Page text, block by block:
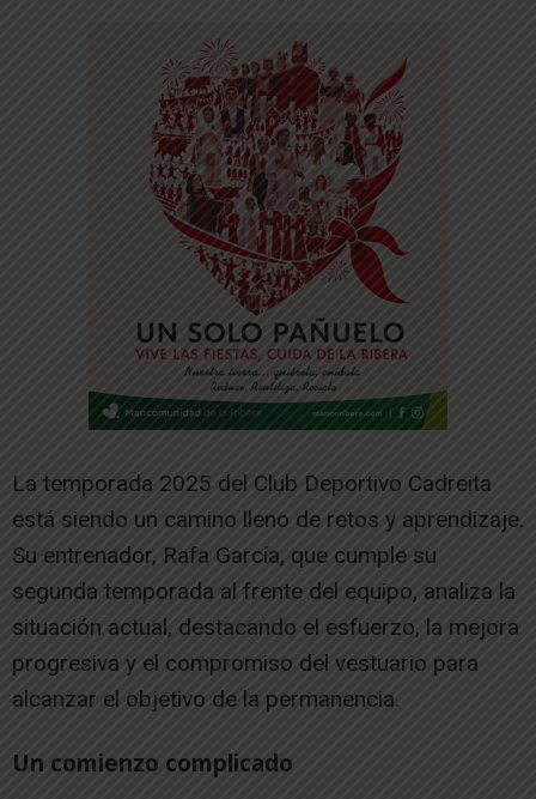
La temporada 2025 del Club Deportivo Cadreita
está siendo un camino lleno de retos y aprendizaje.
Su entrenador, Rafa García, que cumple su
segunda temporada al frente del equipo, analiza la
situación actual, destacando el esfuerzo, la mejora
progresiva y el compromiso del vestuario para
alcanzar el objetivo de la permanencia.
Un comienzo complicado